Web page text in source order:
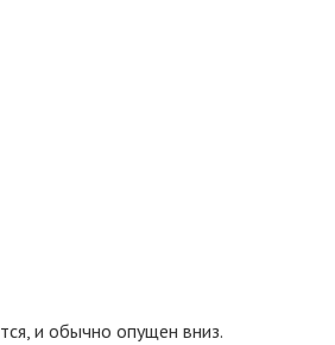
и обычно опущен вниз.